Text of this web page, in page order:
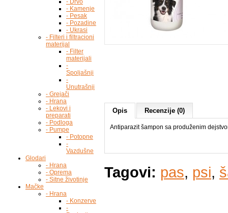
- Drvo
- Kamenje
- Pesak
- Pozadine
- Ukrasi
- Filteri i filtracioni
materijal
- Filter
materijali
-
Spoljašnji
-
Unutrašnji
- Grejači
- Hrana
- Lekovi i
preparati
- Podloga
- Pumpe
- Potopne
-
Vazdušne
Glodari
- Hrana
- Oprema
- Sitne životinje
Mačke
- Hrana
- Konzerve
-
Opis Recenzije (0)
Antiparazit šampon sa produženim
Tagovi: pas, psi,